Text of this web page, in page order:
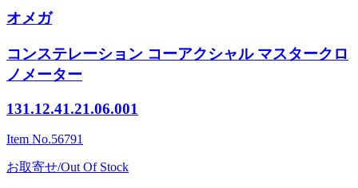
オメガ
コンステレーション コーアクシャル マスタークロ
ノメーター
131.12.41.21.06.001
Item No.56791
お取寄せ/Out Of Stock